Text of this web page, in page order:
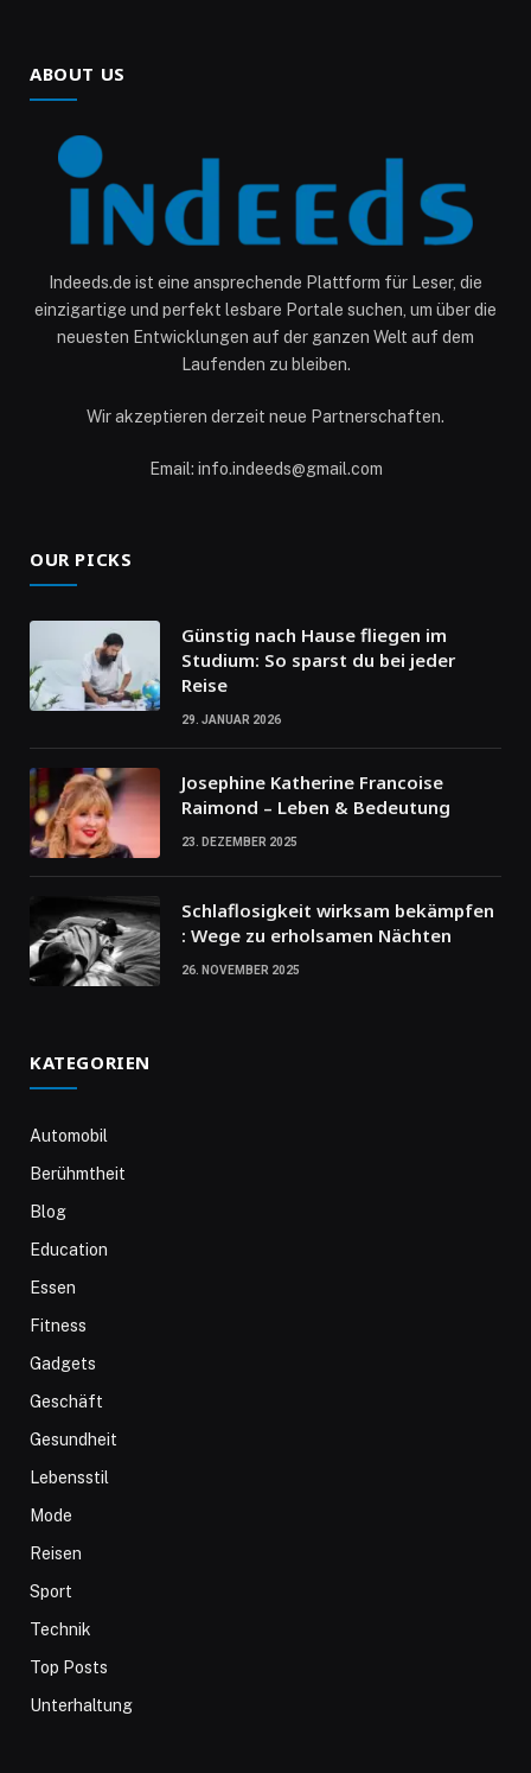
ABOUT US
Indeeds.de ist eine ansprechende Plattform für Leser, die
einzigartige und perfekt lesbare Portale suchen, um über die
neuesten Entwicklungen auf der ganzen Welt auf dem
Laufenden zu bleiben.
Wir akzeptieren derzeit neue Partnerschaften.
Email: info.indeeds@gmail.com
OUR PICKS
Günstig nach Hause fliegen im
Studium: So sparst du bei jeder
Reise
29. JANUAR 2026
Josephine Katherine Francoise
Raimond – Leben & Bedeutung
23. DEZEMBER 2025
Schlaflosigkeit wirksam bekämpfen
: Wege zu erholsamen Nächten
26. NOVEMBER 2025
KATEGORIEN
Automobil
Berühmtheit
Blog
Education
Essen
Fitness
Gadgets
Geschäft
Gesundheit
Lebensstil
Mode
Reisen
Sport
Technik
Top Posts
Unterhaltung